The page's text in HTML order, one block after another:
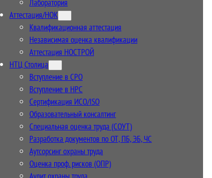
Аттестация/НОК
Квалификационная аттестация
Независимая оценка квалификации
Аттестация НОСТРОЙ
НТЦ Столица
Вступление в СРО
Вступление в НРС
Сертификация ИСО/ISO
Образовательный консалтинг
Специальная оценка труда (СОУТ)
Разработка документов по ОТ, ПБ, ЭБ, ЧС
Аутсорсинг охраны труда
Оценка проф. рисков (ОПР)